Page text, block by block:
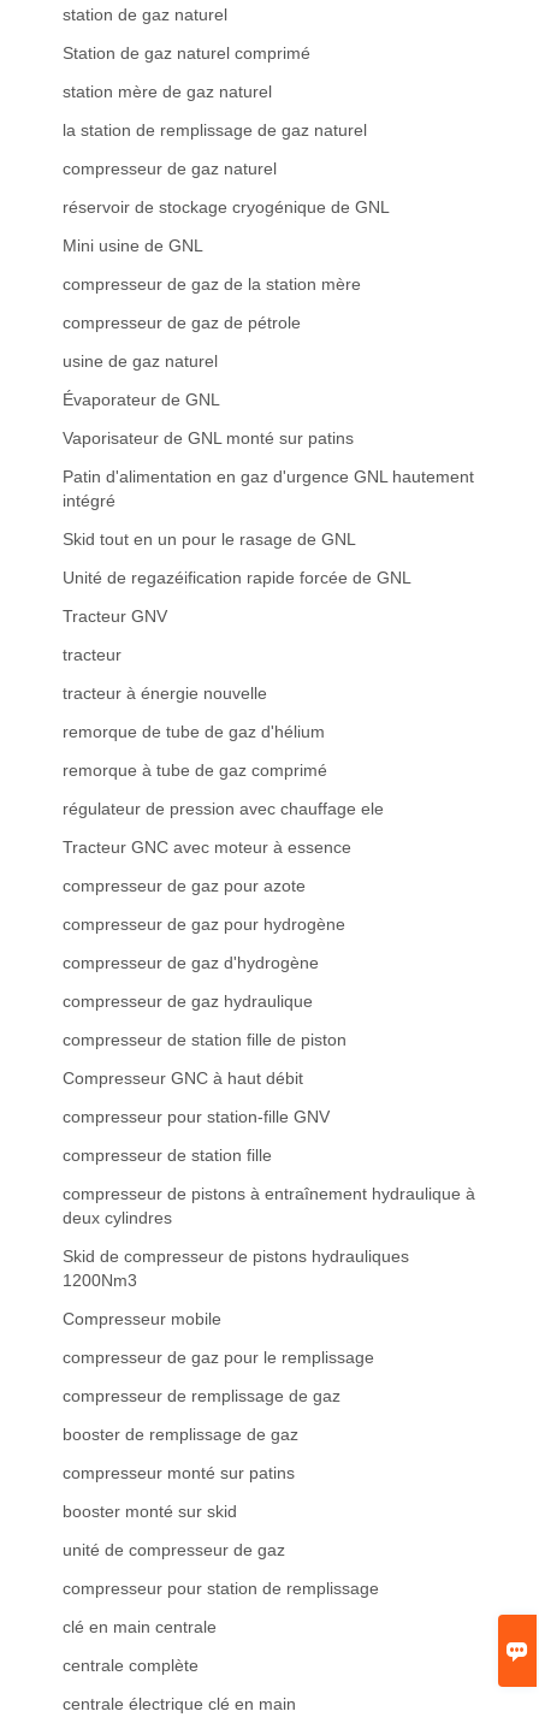

station de gaz naturel
Station de gaz naturel comprimé
station mère de gaz naturel
la station de remplissage de gaz naturel
compresseur de gaz naturel
réservoir de stockage cryogénique de GNL
Mini usine de GNL
compresseur de gaz de la station mère
compresseur de gaz de pétrole
usine de gaz naturel
Évaporateur de GNL
Vaporisateur de GNL monté sur patins
Patin d'alimentation en gaz d'urgence GNL hautement
intégré
Skid tout en un pour le rasage de GNL
Unité de regazéification rapide forcée de GNL
Tracteur GNV
tracteur
tracteur à énergie nouvelle
remorque de tube de gaz d'hélium
remorque à tube de gaz comprimé
régulateur de pression avec chauffage ele
Tracteur GNC avec moteur à essence
compresseur de gaz pour azote
compresseur de gaz pour hydrogène
compresseur de gaz d'hydrogène
compresseur de gaz hydraulique
compresseur de station fille de piston
Compresseur GNC à haut débit
compresseur pour station-fille GNV
compresseur de station fille
compresseur de pistons à entraînement hydraulique à
deux cylindres
Skid de compresseur de pistons hydrauliques
1200Nm3
Compresseur mobile
compresseur de gaz pour le remplissage
compresseur de remplissage de gaz
booster de remplissage de gaz
compresseur monté sur patins
booster monté sur skid
unité de compresseur de gaz
compresseur pour station de remplissage
clé en main centrale
centrale complète
centrale électrique clé en main